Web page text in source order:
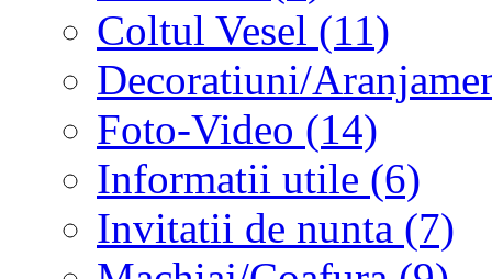
Coltul Vesel (11)
Decoratiuni/
Foto-Video (14)
Informatii utile (6)
Invitatii de nunta (7)